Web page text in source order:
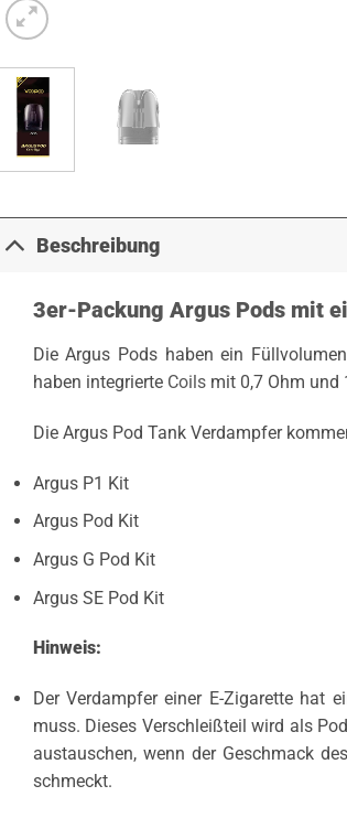
Beschreibung
3er-Packung Argus Pods mit
Die Argus Pods haben ein
haben integrierte Coilsmit 0,7 Ohm und
Die Argus Pod Tank Verdampfer
Argus P1 Kit
Argus Pod Kit
Argus G Pod Kit
Argus SE Pod Kit
Hinweis:
Der Verdampfer einer E-Zigarette hat
muss. Dieses Verschleißteil wird als
austauschen, wenn der Geschmack
schmeckt.